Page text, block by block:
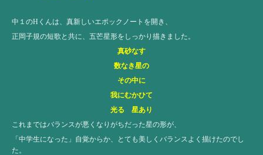
中１のHくんは、真新しいエポックノートを開き、
正岡子規の短歌と共に、五芒星形をしっかり描きました。
真砂なす
数なき星の
その中に
我にむかひて
光る 星あり
これまではバランスが悪くなりがちだった星の形が、
「中学生になった」自覚からか、とても美しくバランスよく描けたのでし
た。